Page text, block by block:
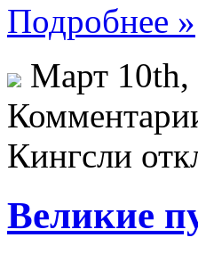
Подробнее »
Март 10th,
Кингсли
Великие